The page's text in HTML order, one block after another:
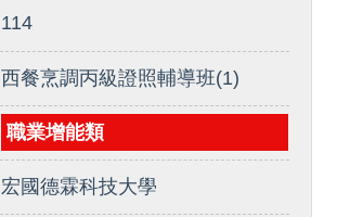
114
西餐烹調丙級證照輔導班(1)
職業增能類
宏國德霖科技大學